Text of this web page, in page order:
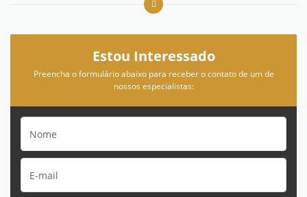
Estou Interessado
Preencha o formulário abaixo para receber o contato de um de
nossos especialistas: